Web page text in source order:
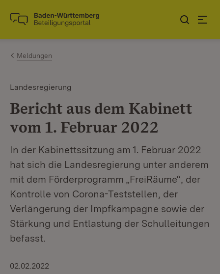
Zum Inhalt springen
Link zur Startseite
Meldungen
Landesregierung
Bericht aus dem Kabinett
vom 1. Februar 2022
In der Kabinettssitzung am 1. Februar 2022
hat sich die Landesregierung unter anderem
mit dem Förderprogramm „FreiRäume“, der
Kontrolle von Corona-Teststellen, der
Verlängerung der Impfkampagne sowie der
Stärkung und Entlastung der Schulleitungen
befasst.
02.02.2022